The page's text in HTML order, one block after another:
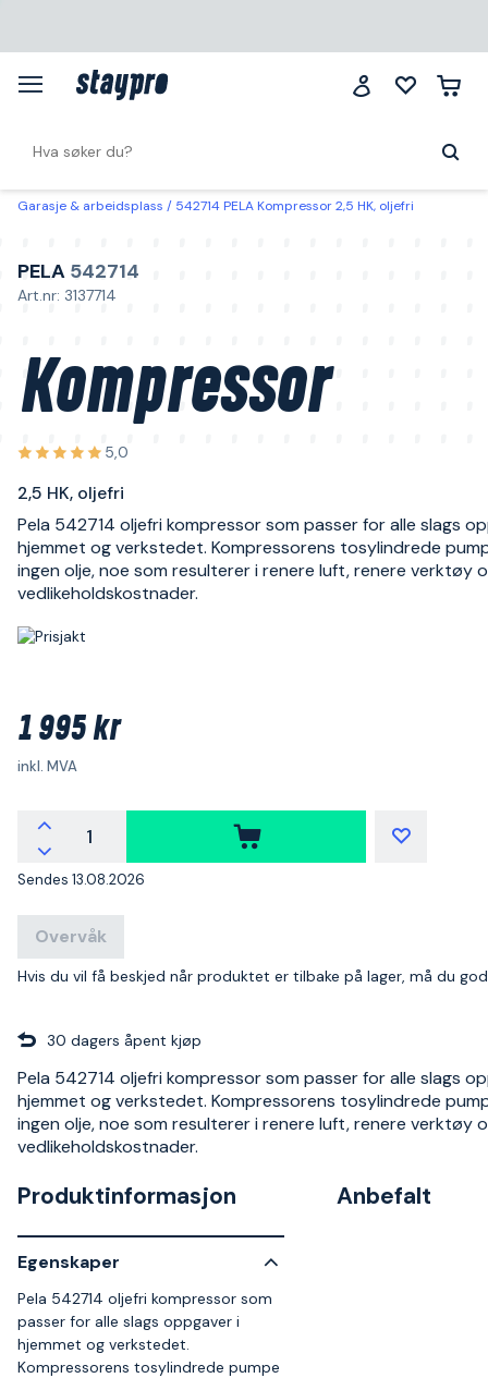
Garasje & arbeidsplass 542714 PELA Kompressor 2,5 HK, oljefri
PELA 542714
Art.nr: 3137714
Kompressor
5,0
2,5 HK, oljefri
Pela 542714 oljefri kompressor som passer for alle slags
hjemmet og verkstedet. Kompressorens tosylindrede
ingen olje, noe som resulterer i renere luft, renere verktøy
vedlikeholdskostnader.
1 995 kr
inkl. MVA
Sendes 13.08.2026
Overvåk
Hvis du vil få beskjed når produktet er tilbake på lager, må du
30 dagers åpent kjøp
Pela 542714 oljefri kompressor som passer for alle slags
hjemmet og verkstedet. Kompressorens tosylindrede
ingen olje, noe som resulterer i renere luft, renere verktøy
vedlikeholdskostnader.
Produktinformasjon
Egenskaper
Pela 542714 oljefri kompressor som
passer for alle slags oppgaver i
hjemmet og verkstedet.
Kompressorens tosylindrede pumpe
Anbefalt